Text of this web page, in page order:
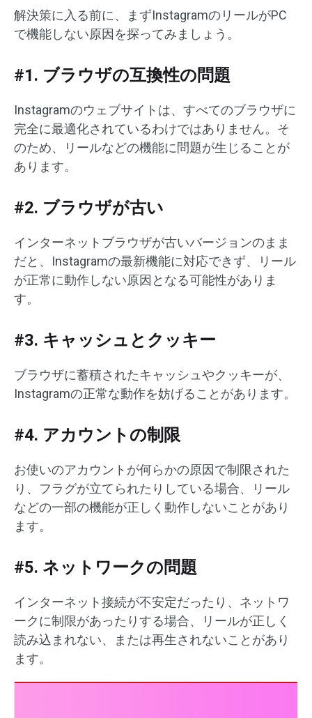
解決策に入る前に、まずInstagramのリールがPC
で機能しない原因を探ってみましょう。
#1. ブラウザの互換性の問題
Instagramのウェブサイトは、すべてのブラウザに
完全に最適化されているわけではありません。そ
のため、リールなどの機能に問題が生じることが
あります。
#2. ブラウザが古い
インターネットブラウザが古いバージョンのまま
だと、Instagramの最新機能に対応できず、リール
が正常に動作しない原因となる可能性がありま
す。
#3. キャッシュとクッキー
ブラウザに蓄積されたキャッシュやクッキーが、
Instagramの正常な動作を妨げることがあります。
#4. アカウントの制限
お使いのアカウントが何らかの原因で制限された
り、フラグが立てられたりしている場合、リール
などの一部の機能が正しく動作しないことがあり
ます。
#5. ネットワークの問題
インターネット接続が不安定だったり、ネットワ
ークに制限があったりする場合、リールが正しく
読み込まれない、または再生されないことがあり
ます。